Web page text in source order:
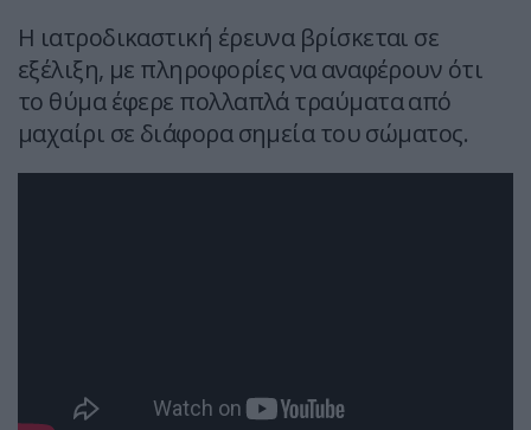
Η ιατροδικαστική έρευνα βρίσκεται σε
εξέλιξη, με πληροφορίες να αναφέρουν ότι
το θύμα έφερε πολλαπλά τραύματα από
μαχαίρι σε διάφορα σημεία του σώματος.